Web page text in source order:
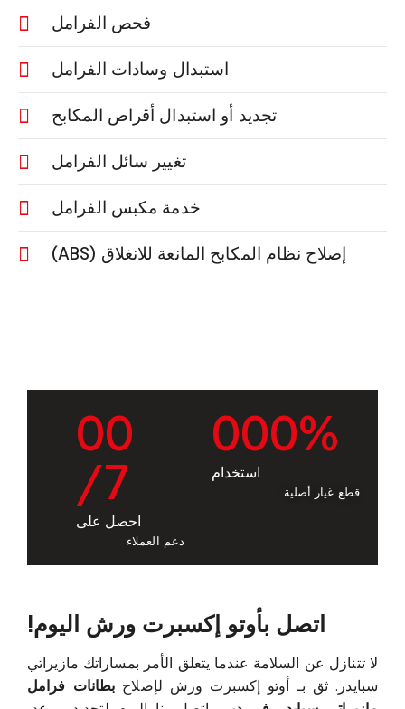
فحص الفرامل
استبدال وسادات الفرامل
تجديد أو استبدال أقراص المكابح
تغيير سائل الفرامل
خدمة مكبس الفرامل
إصلاح نظام المكابح المانعة للانغلاق (ABS)
000%
استخدام
قطع غيار أصلية
00
/7
احصل على
دعم العملاء
اتصل بأوتو إكسبرت ورش اليوم!
لا تتنازل عن السلامة عندما يتعلق الأمر بمساراتك مازيراتي
سبايدر. ثق بـ أوتو إكسبرت ورش لإصلاح بطانات فرامل